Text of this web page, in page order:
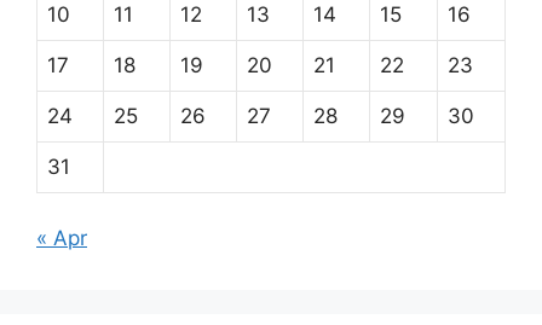
10 11 12 13 14 15 16
17 18 19 20 21 22 23
24 25 26 27 28 29 30
31
« Apr